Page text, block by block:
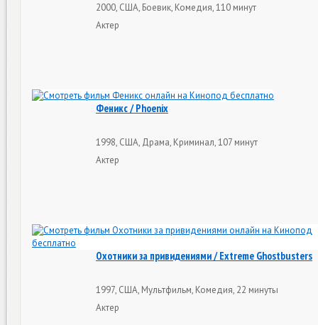
2000, США, Боевик, Комедия, 110 минут
Актер
Феникс / Phoenix
1998, США, Драма, Криминал, 107 минут
Актер
Охотники за привидениями / Extreme Ghostbusters
1997, США, Мультфильм, Комедия, 22 минуты
Актер